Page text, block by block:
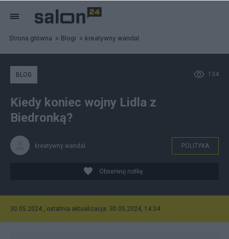
Strona główna Blogi kreatywny wandal
134
BLOG
Kiedy koniec wojny Lidla z
Biedronką?
kreatywny wandal POLITYKA
Obserwuj notkę
30.05.2024 , ostatnia aktualizacja: 30.05.2024, 14:34